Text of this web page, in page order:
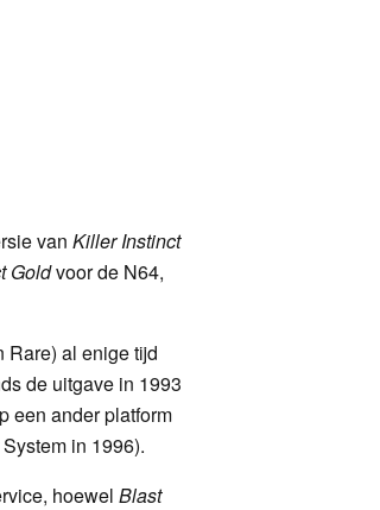
van Killer Instinct
Goldvoor de N64,
Rare) al enige tijd
de uitgave in 1993
een ander platform
in 1996).
hoewel Blast